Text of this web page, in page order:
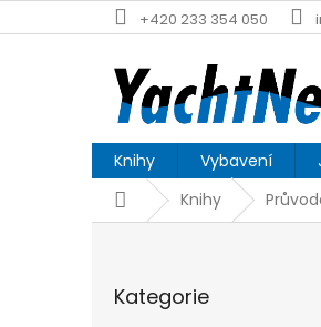
na
+420 233 354 050
Knihy Vybavení
DomůKnihy
kategorie
Kategorie